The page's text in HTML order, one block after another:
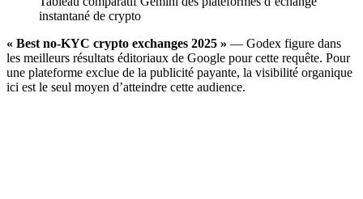
instantané de crypto
« Best no-KYC crypto exchanges 2025 » — Godex figure dans
les meilleurs résultats éditoriaux de Google pour cette requête. Pour
une plateforme exclue de la publicité payante, la visibilité organique
ici est le seul moyen d’atteindre cette audience.